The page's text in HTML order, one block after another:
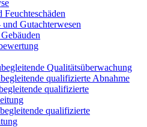
und Gutachterwesen
Qualitätsüberwachung
qualifizierte Abnahme
qualifizierte
qualifizierte